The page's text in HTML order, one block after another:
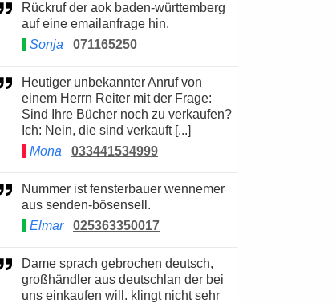
Rückruf der aok baden-württemberg
auf eine emailanfrage hin.
Sonja
071165250
Heutiger unbekannter Anruf von
einem Herrn Reiter mit der Frage:
Sind Ihre Bücher noch zu verkaufen?
Ich: Nein, die sind verkauft [...]
Mona
033441534999
Nummer ist fensterbauer wennemer
aus senden-bösensell.
Elmar
025363350017
Dame sprach gebrochen deutsch,
großhändler aus deutschlan der bei
uns einkaufen will. klingt nicht sehr